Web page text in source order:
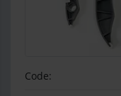
Code: